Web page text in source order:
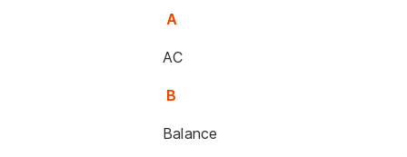
A
AC
B
Balance